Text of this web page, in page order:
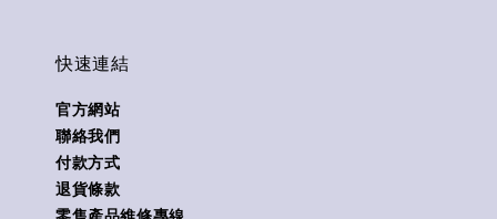
快速連結
官方網站
聯絡我們
付款方式
退貨條款